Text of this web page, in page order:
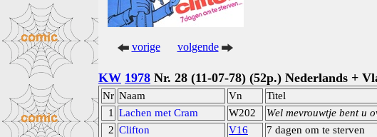
vorige volgende
KW 1978 Nr. 28 (11-07-78) (52p.) Nederlands +
Nr Naam Vn Titel
1
Lachen met Cram W202 Wel mevrouwtje bent u
2 Clifton V16 7 dagen om te sterven